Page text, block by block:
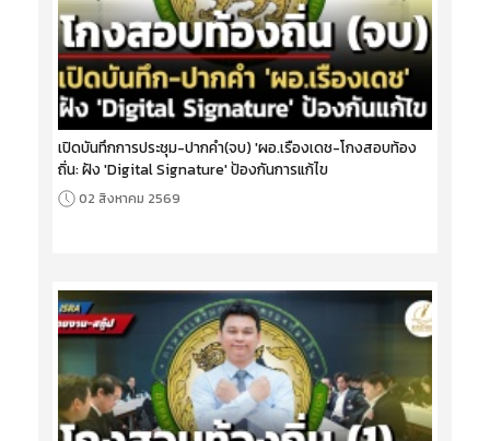
เปิดบันทึกการประชุม-ปากคำ(จบ) 'ผอ.เรืองเดช-โกงสอบท้อง
ถิ่น: ฝัง 'Digital Signature' ป้องกันการแก้ไข
02 สิงหาคม 2569